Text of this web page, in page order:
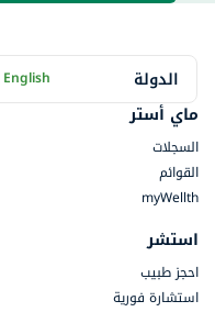
الدولة English
ماي أستر
السجلات
القوائم
myWellth
استشر
احجز طبيب
استشارة فورية